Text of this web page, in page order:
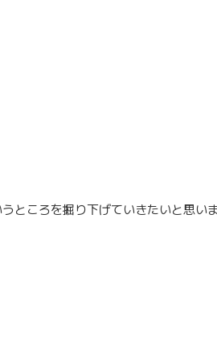
ところを掘り下げていきたいと思い